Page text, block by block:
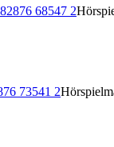
68547 2
73541 2